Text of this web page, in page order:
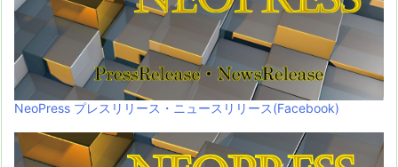
NeoPress プレスリリース・ニュースリリース(Facebook)